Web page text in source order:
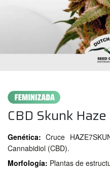
CBD Skunk Haze
Genética: Cruce
Cannabidiol (CBD).
Morfología: Plantas de